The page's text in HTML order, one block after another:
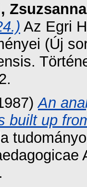
Zsuzsanna
Az Egri
(Új
An
built up